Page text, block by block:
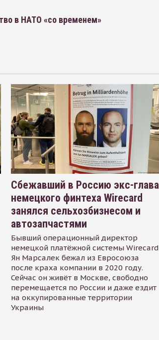
в НАТО «со временем»
Сбежавший в Россию экс-глава
немецкого финтеха Wirecard
занялся сельхозбизнесом и
автозапчастями
Бывший операционный директор
немецкой платёжной системы Wirecard
Ян Марсалек бежал из Евросоюза
после краха компании в 2020 году.
Сейчас он живёт в Москве, свободно
перемещается по России и даже ездит
на оккупированные территории
Украины